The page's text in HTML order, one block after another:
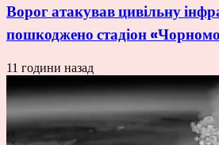
Ворог атакував цивільну
пошкоджено стадіон
11 години назад